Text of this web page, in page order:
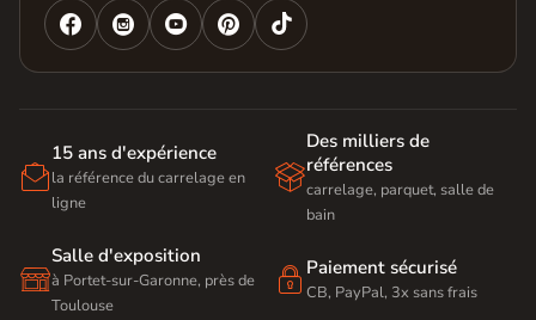
   

15 ans d'expérience
la référence du carrelage en
ligne

Des milliers de
références
carrelage, parquet, salle de
bain

Salle d'exposition
à Portet-sur-Garonne, près de
Toulouse
 Paiement sécurisé
CB, PayPal, 3x sans frais